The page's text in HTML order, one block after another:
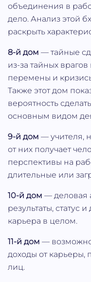
объединения в
дело. Анализ этой
раскрыть
8-й дом — тайные
из-за тайных
перемены и
Также этот дом
вероятность
основным видом
9-й дом — учителя,
от них получает
перспективы на
длительные или
10-й дом — деловая
результаты, статус
карьера в целом.
11-й дом —
доходы от
лиц.